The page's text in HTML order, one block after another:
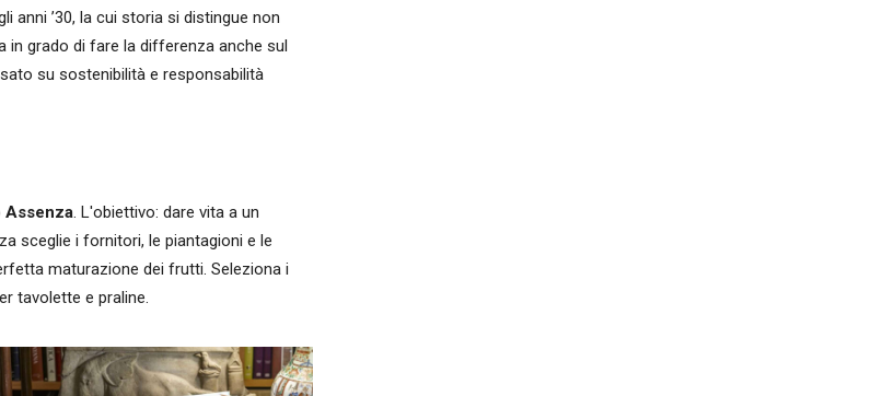
anni ’30, la cui storia si distingue non
in grado di fare la differenza anche sul
su sostenibilità e responsabilità
Assenza. L'obiettivo: dare vita a un
sceglie i fornitori, le piantagioni e le
maturazione dei frutti. Seleziona i
tavolette e praline.